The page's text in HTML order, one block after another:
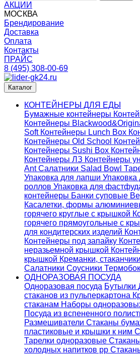
АКЦИИ
МОСКВА
Брендирование
Доставка
Оплата
Контакты
ПРАЙС
8 (495) 308-00-69
Каталог
КОНТЕЙНЕРЫ ДЛЯ ЕДЫ
Бумажные контейнеры
Контейнеры
Soft Контейнеры Lunch Box
Контейнеры Old School
Контейнеры Sushi Box
Контейнеры ЛЗ Контейнеры
AntСалатники Salad Bowl
Упаковка для лапши Упаковка
роллов Упаковка для
контейнеры Банки суповые
Касалетки, формы
горячего круглые с крышкой
горячего прямоугольные с
для кондитерских изделий
Контейнеры под запайку
неразьемной крышкой
крышкой Креманки,
Салатники Соусники
ОДНОРАЗОВАЯ ПОСУДА
Одноразовая посуда Бутылки
стаканов из пульперкартона
стаканам Наборы
Посуда из вспененного
Размешиватели Стаканы
пластиковые и крышки к ним
Тарелки одноразовые
холодных напитков pp